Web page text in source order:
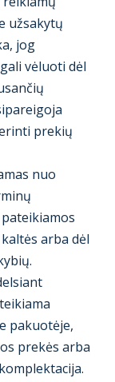
užsakytų
jog
vėluoti dėl
prekių
nuo
arba dėl
pakuotėje,
prekės arba